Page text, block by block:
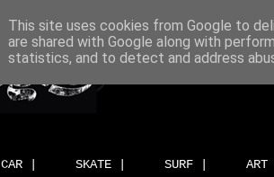
CAR | SKATE | SURF |
This site uses cookies from Google to
are shared with Google along with
statistics, and to detect and address